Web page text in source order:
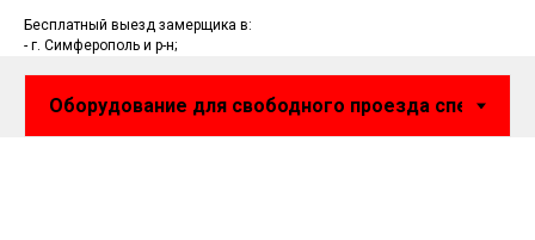
Бесплатный выезд замерщика в:
- г. Симферополь и р-н;